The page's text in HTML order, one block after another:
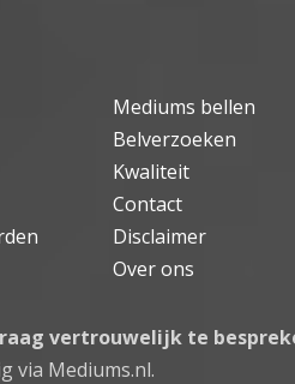
Mediums bellen
Belverzoeken
Kwaliteit
Contact
Disclaimer
Over ons
vertrouwelijk te
via Mediums.nl.